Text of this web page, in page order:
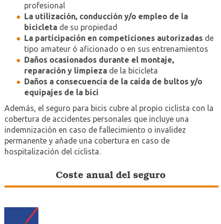
profesional
La utilización, conducción y/o empleo de la
bicicleta de su propiedad
La participación en competiciones autorizadas de
tipo amateur ó aficionado o en sus entrenamientos
Daños ocasionados durante el montaje,
reparación y limpieza de la bicicleta
Daños a consecuencia de la caída de bultos y/o
equipajes de la bici
Además, el seguro para bicis cubre al propio ciclista con la
cobertura de accidentes personales que incluye una
indemnización en caso de fallecimiento o invalidez
permanente y añade una cobertura en caso de
hospitalización del ciclista.
Coste anual del seguro